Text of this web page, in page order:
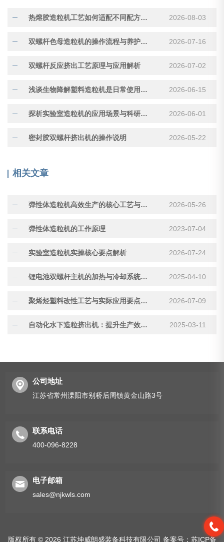
热熔胶造粒机工艺如何适配不同配方物料 2026-08-03
双螺杆色母造粒机的操作流程与养护技巧 2026-07-16
双螺杆反应挤出工艺原理与应用解析 2026-07-02
浅谈生物降解塑料造粒机是日常使用与养护 2026-06-15
探析实验室造粒机的应用场景与科研价值 2026-06-01
密封胶双螺杆挤出机的操作说明 2026-05-22
相关文章
弹性体造粒机高效生产的核心工艺与运维方案 2026-05-26
弹性体造粒机的工作原理 2023-07-04
实验室造粒机实操核心要点解析 2026-07-24
锂电池双螺杆主机的加热与冷却系统分析及优化 2025-04-10
聚烯烃塑料改性工艺与实际应用要点探析 2026-07-09
自动化水下造粒挤出机：提升生产效率与稳定性 2025-03-11
公司地址
江苏省常州溧阳市别桥后周镇黄金山路3号
联系电话
400-096-8228
电子邮箱
sales@njkwls.com
版权所有 © 2026 江苏坤威朗盛装备科技有限公司 备案号：苏ICP备